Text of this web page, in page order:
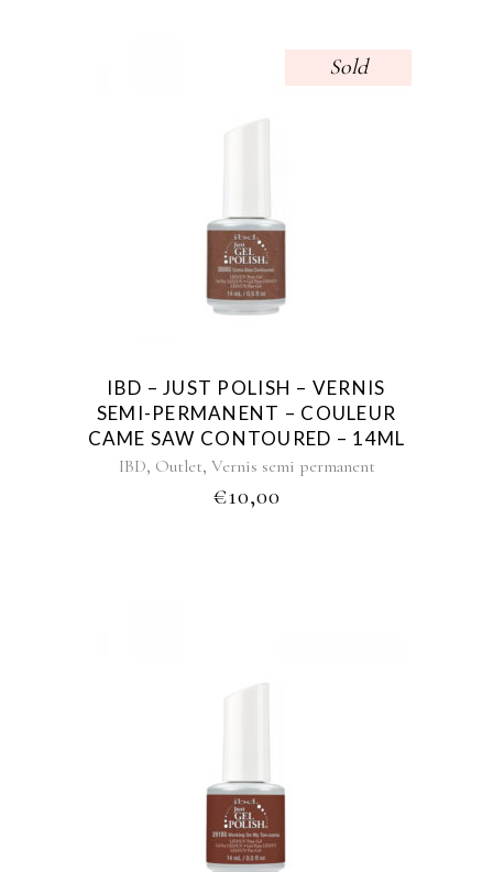
Sold
IBD – JUST POLISH – VERNIS
SEMI-PERMANENT – COULEUR
CAME SAW CONTOURED – 14ML
IBD, Outlet, Vernis semi permanent
€10,00